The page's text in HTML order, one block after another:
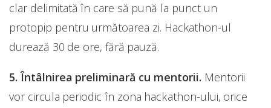
clar delimitată în care să pună la punct un
protopip pentru următoarea zi. Hackathon-ul
durează 30 de ore, fără pauză.
5. Întâlnirea preliminară cu mentorii. Mentorii
vor circula periodic în zona hackathon-ului, orice